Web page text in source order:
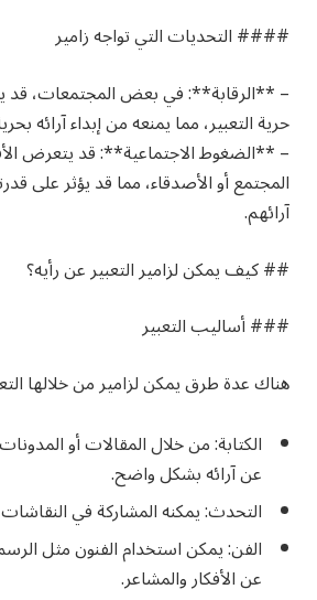
#### التحديات التي تواجه زامير
– **الرقابة**: في بعض المجتمعات، قد
حرية التعبير، مما يمنعه من إبداء آرائه
– **الضغوط الاجتماعية**: قد يتعرض
المجتمع أو الأصدقاء، مما قد يؤثر على
آرائهم.
## كيف يمكن لزامير التعبير عن رأيه؟
### أساليب التعبير
هناك عدة طرق يمكن لزامير من خلالها
الكتابة: من خلال المقالات أو
عن آرائه بشكل واضح.
التحدث: يمكنه المشاركة في النقاشات
الفن: يمكن استخدام الفنون مثل
عن الأفكار والمشاعر.